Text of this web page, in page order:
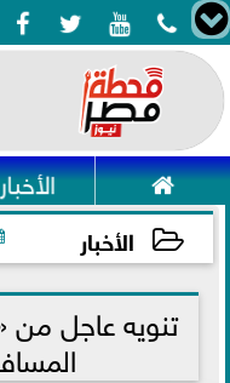
   
 الأخبار
الأخبار
2021-10-07 21:05:07
تنويه عاجل من